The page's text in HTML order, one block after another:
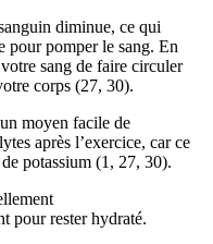
diminue, ce qui
pour pomper le sang. En
sang de faire circuler
corps (27, 30).
moyen facile de
après l’exercice, car ce
potassium (1 , 27, 30).
pour rester hydraté.